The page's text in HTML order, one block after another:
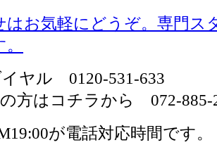
はお気軽にどうぞ。専門ス
ヤル 0120-531-633
方はコチラから 072-885-
が電話対応時間です。